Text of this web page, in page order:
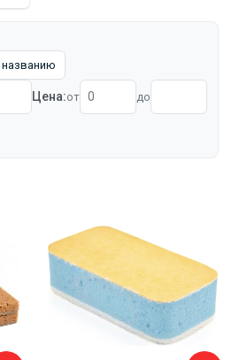
названию
Цена:от до